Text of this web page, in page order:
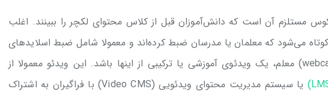
مستلزم آن است که دانش‌آموزان قبل از کلاس محتوای لکچر را ببینند. اغلب
می‌شود که معلمان یا مدرسان ضبط کرده‌اند و معمولا شامل ضبط اسلایدهای
صفحه نمایش، ضبط وبکم (webcam) معلم، یک ویدئوی آموزشی یا ترکیبی از اینها باشد. این ویدئو معمولا از
یا سیستم مدیریت محتوای ویدئویی (Video CMS) با فراگیران به اشتراک